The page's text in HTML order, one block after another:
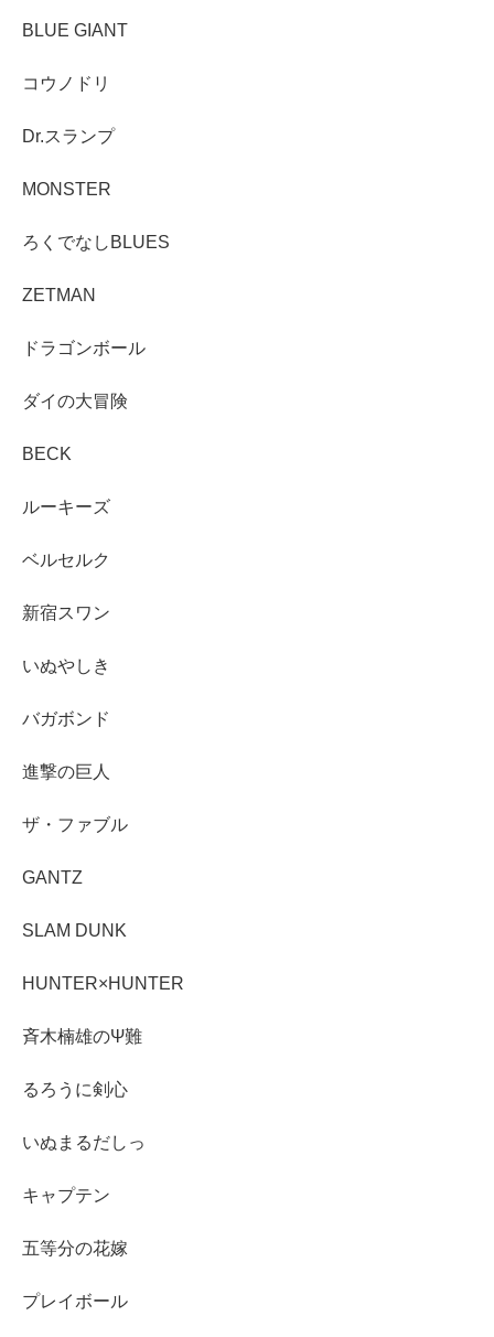
BLUE GIANT
コウノドリ
Dr.スランプ
MONSTER
ろくでなしBLUES
ZETMAN
ドラゴンボール
ダイの大冒険
BECK
ルーキーズ
ベルセルク
新宿スワン
いぬやしき
バガボンド
進撃の巨人
ザ・ファブル
GANTZ
SLAM DUNK
HUNTER×HUNTER
斉木楠雄のΨ難
るろうに剣心
いぬまるだしっ
キャプテン
五等分の花嫁
プレイボール